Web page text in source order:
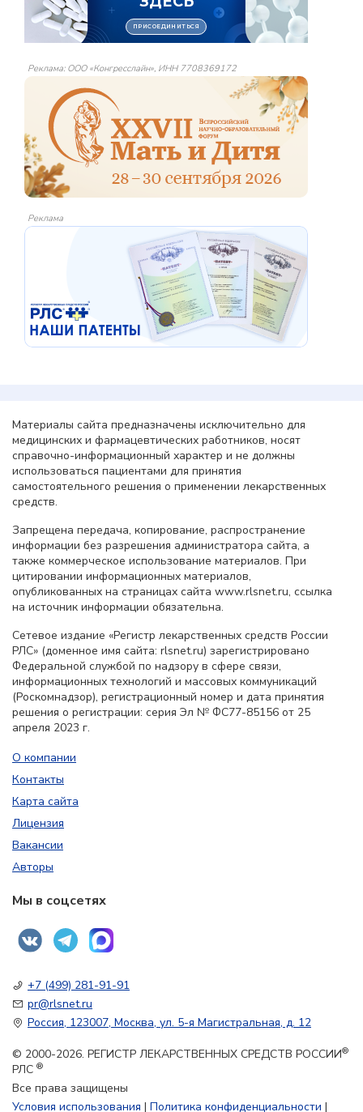
Реклама: ООО «Конгресслайн», ИНН 7708369172
Реклама
Материалы сайта предназначены исключительно для
медицинских и фармацевтических работников, носят
справочно-информационный характер и не должны
использоваться пациентами для принятия
самостоятельного решения о применении лекарственных
средств.
Запрещена передача, копирование, распространение
информации без разрешения администратора сайта, а
также коммерческое использование материалов. При
цитировании информационных материалов,
опубликованных на страницах сайта www.rlsnet.ru, ссылка
на источник информации обязательна.
Сетевое издание «Регистр лекарственных средств России
РЛС» (доменное имя сайта: rlsnet.ru) зарегистрировано
Федеральной службой по надзору в сфере связи,
информационных технологий и массовых коммуникаций
(Роскомнадзор), регистрационный номер и дата принятия
решения о регистрации: серия Эл № ФС77-85156 от 25
апреля 2023 г.
О компании
Контакты
Карта сайта
Лицензия
Вакансии
Авторы
Мы в соцсетях
+7 (499) 281-91-91
pr@rlsnet.ru
Россия, 123007, Москва, ул. 5-я Магистральная, д. 12
© 2000-2026. РЕГИСТР ЛЕКАРСТВЕННЫХ СРЕДСТВ РОССИИ®
РЛС ®
Все права защищены
Условия использования | Политика конфиденциальности |